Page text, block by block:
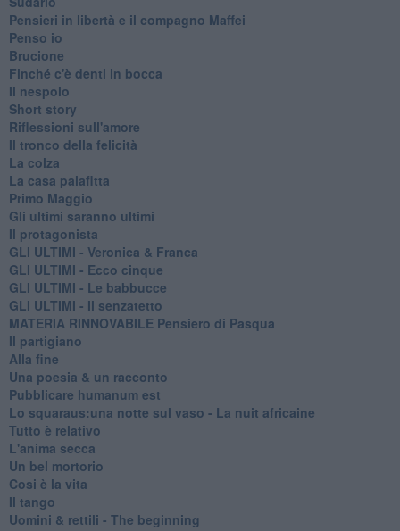
Pensieri in libertà e il compagno Maffei
Penso io
Brucione
Finché c'è denti in bocca
Il nespolo
Short story
Riflessioni sull'amore
Il tronco della felicità
La colza
La casa palafitta
Primo Maggio
Gli ultimi saranno ultimi
Il protagonista
GLI ULTIMI - Veronica & Franca
GLI ULTIMI - Ecco cinque
GLI ULTIMI - Le babbucce
GLI ULTIMI - Il senzatetto
MATERIA RINNOVABILE Pensiero di Pasqua
Il partigiano
Alla fine
Una poesia & un racconto
Pubblicare humanum est
Lo squaraus:una notte sul vaso - La nuit africaine
Tutto è relativo
L'anima secca
Un bel mortorio
Cosi è la vita
Il tango
​Uomini & rettili - The beginning